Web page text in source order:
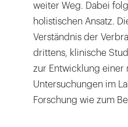
weiter Weg. Dabei
holistischen Ansatz.
Verständnis der
drittens, klinische
zur Entwicklung einer
Untersuchungen im
Forschung wie zum